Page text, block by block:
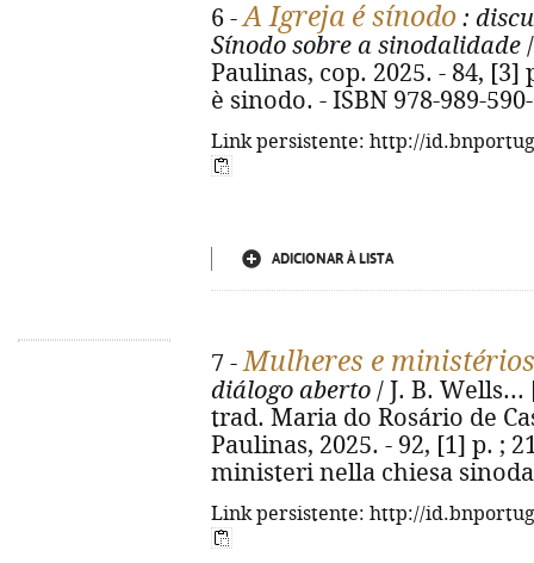
6 -A Igreja é sínodo :
Sínodo sobre a sinodalidade
Paulinas, cop. 2025. - 84, [3]
è sinodo. - ISBN 978-989-
Link persistente: http://
ADICIONAR À LISTA
7 -Mulheres e
diálogo aberto / J. B.
trad. Maria do Rosário de
Paulinas, 2025. - 92, [1] p. ;
ministeri nella chiesa
Link persistente: http://